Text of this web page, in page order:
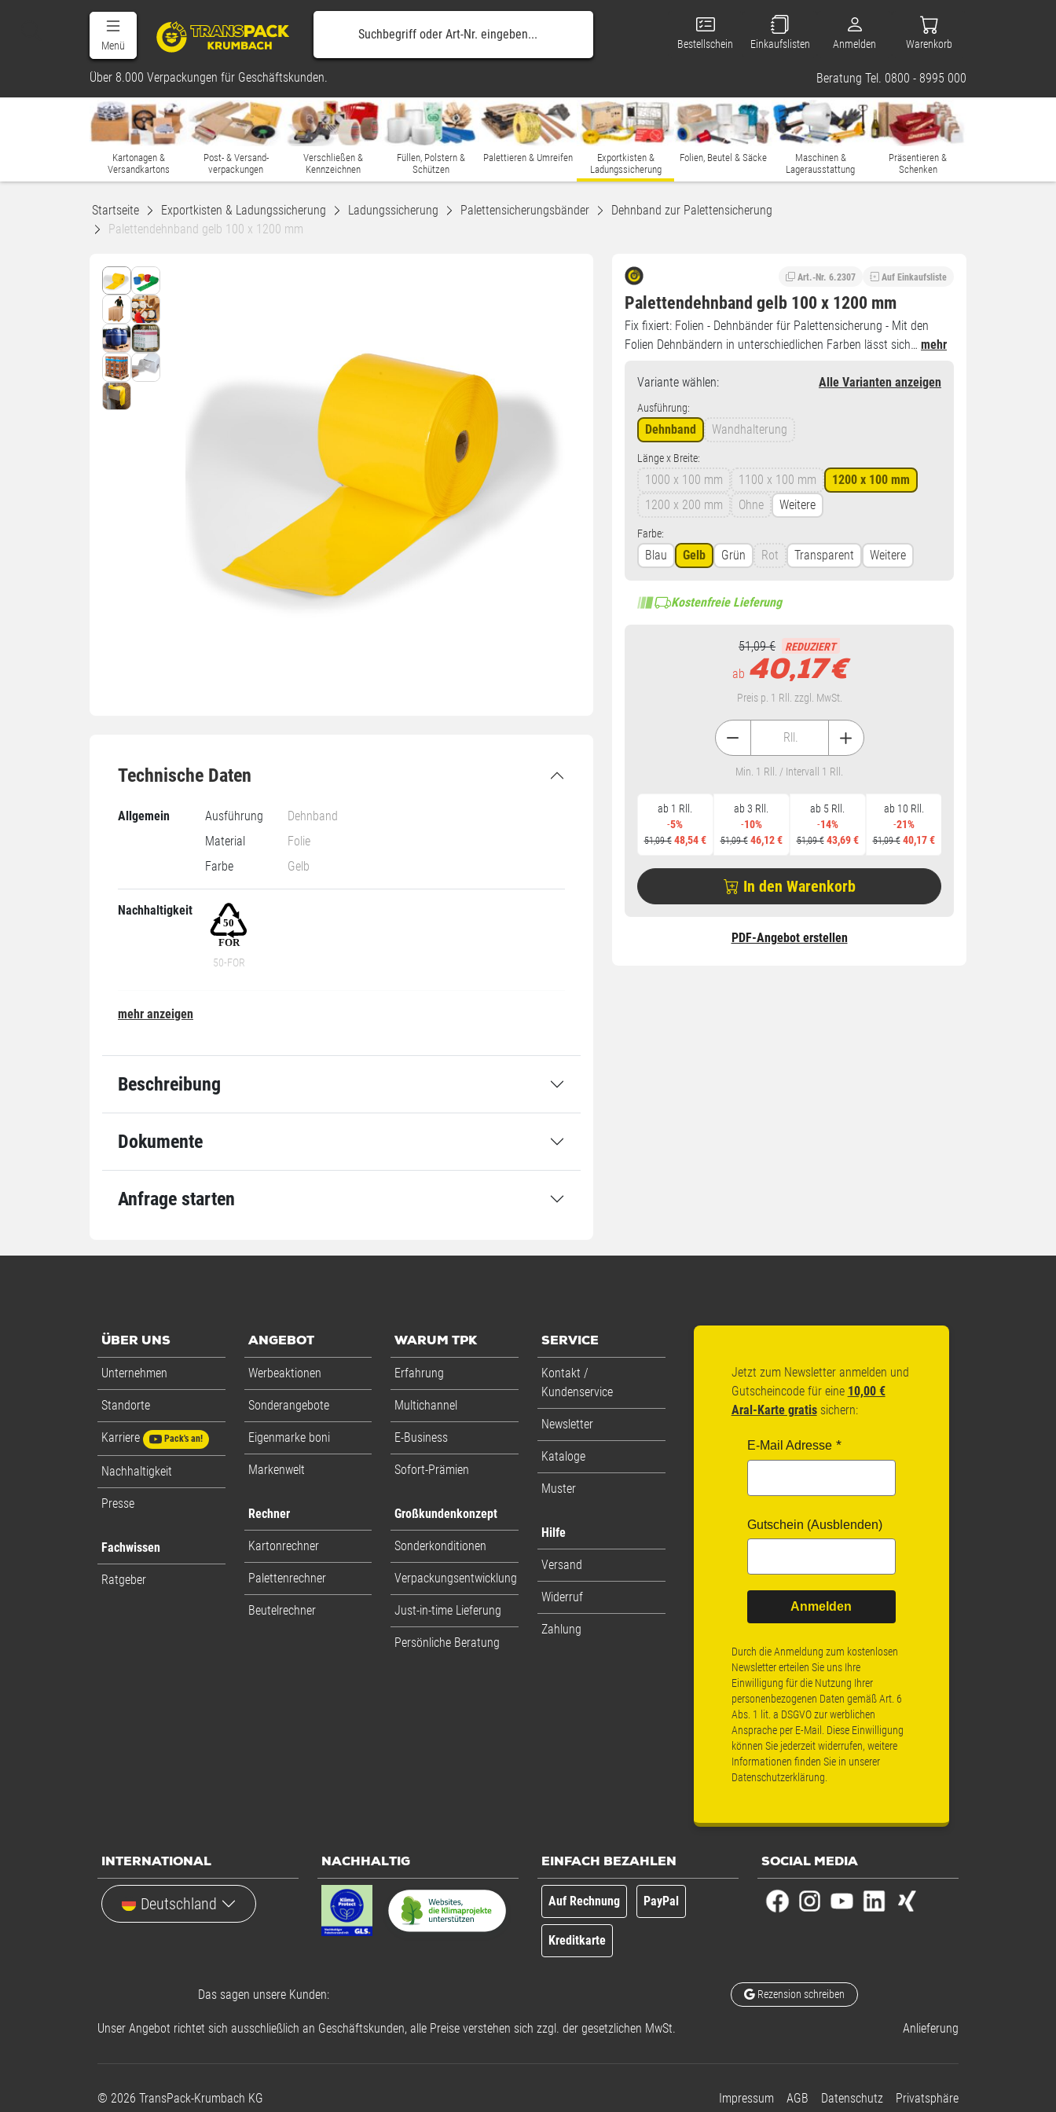
Menü Bestellschein Einkaufslisten Anmelden Warenkorb
Über 8.000 Verpackungen für Geschäftskunden. Beratung Tel. 0800 - 8995 000
Kartonagen &
Versandkartons
Post- & Versand-
verpackungen
Verschließen &
Kennzeichnen
Füllen, Polstern &
Schützen
Palettieren & Umreifen
Exportkisten &
Ladungssicherung
Folien, Beutel & Säcke
Maschinen &
Lagerausstattung
Präsentieren &
Schenken
Startseite Exportkisten & Ladungssicherung Ladungssicherung Palettensicherungsbänder
Dehnband zur Palettensicherung
Palettendehnband gelb 100 x 1200 mm
Technische Daten
Allgemein Ausführung
Dehnband
Material
Folie
Farbe
Gelb
Nachhaltigkeit
50-FOR
Abmessung
mehr anzeigen
Beschreibung
Dokumente
Anfrage starten
Art.-Nr. 6.2307 Auf Einkaufsliste
Palettendehnband gelb 100 x 1200 mm
Fix fixiert: Folien - Dehnbänder für Palettensicherung - Mit den
Folien Dehnbändern in unterschiedlichen Farben lässt sich… mehr
Variante wählen: Alle Varianten anzeigen
Ausführung:
Dehnband Wandhalterung
Länge x Breite:
1000 x 100 mm 1100 x 100 mm
1200 x 100 mm
1200 x 200 mm
Ohne Weitere
Farbe:
Blau Gelb Grün Rot Transparent Weitere
Kostenfreie Lieferung
51,09 € REDUZIERT
ab 40,17€
Preis p. 1 Rll. zzgl. MwSt.
ab 1 Rll.
-5%
51,09 € 48,54 €
ab 3 Rll.
-10%
51,09 € 46,12 €
ab 5 Rll.
-14%
51,09 € 43,69 €
ab 10 Rll.
-21%
51,09 € 40,17 €
Rll.
Min. 1 Rll. / Intervall 1 Rll.
In den Warenkorb
PDF-Angebot erstellen
ÜBER UNS
Unternehmen
Standorte
Karriere Pack's an!
Nachhaltigkeit
Presse
Fachwissen
Ratgeber
ANGEBOT
Werbeaktionen
Sonderangebote
Eigenmarke boni
Markenwelt
Rechner
Kartonrechner
Palettenrechner
Beutelrechner
WARUM TPK
Erfahrung
Multichannel
E-Business
Sofort-Prämien
Großkundenkonzept
Sonderkonditionen
Verpackungsentwicklung
Just-in-time Lieferung
Persönliche Beratung
SERVICE
Kontakt /
Kundenservice
Newsletter
Kataloge
Muster
Hilfe
Versand
Widerruf
Zahlung
Jetzt zum Newsletter anmelden und
Gutscheincode für eine 10,00 €
Aral-Karte gratissichern:
E-Mail Adresse
Gutschein (Ausblenden)
Anmelden
Durch die Anmeldung zum kostenlosen
Newsletter erteilen Sie uns Ihre
Einwilligung für die Nutzung Ihrer
personenbezogenen Daten gemäß Art. 6
Abs. 1 lit. a DSGVO zur werblichen
Ansprache per E-Mail. Diese Einwilligung
können Sie jederzeit widerrufen, weitere
Informationen finden Sie in unserer
Datenschutzerklärung.
INTERNATIONAL
Deutschland
NACHHALTIG EINFACH BEZAHLEN
Auf Rechnung PayPal
Kreditkarte
SOCIAL MEDIA
Das sagen unsere Kunden: Rezension schreiben
Unser Angebot richtet sich ausschließlich an Geschäftskunden, alle Preise verstehen sich zzgl. der gesetzlichen MwSt. Anlieferung
© 2026 TransPack-Krumbach KG Impressum AGB Datenschutz Privatsphäre